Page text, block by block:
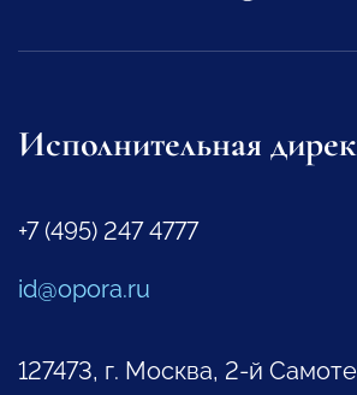
Исполнительная
+7 (495) 247 4777
id@opora.ru
127473, г. Москва, 2-й